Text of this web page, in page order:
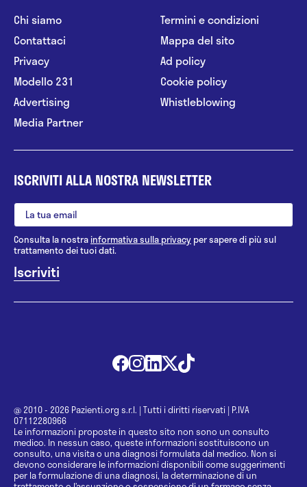
Chi siamo
Contattaci
Privacy
Modello 231
Advertising
Media Partner
Termini e condizioni
Mappa del sito
Ad policy
Cookie policy
Whistleblowing
ISCRIVITI ALLA NOSTRA NEWSLETTER
Consulta la nostrainformativa sulla privacy per sapere di più sul
trattamento dei tuoi dati.
@ 2010 - 2026 Pazienti.org s.r.l. | Tutti i diritti riservati | P.IVA
07112280966
Le informazioni proposte in questo sito non sono un consulto
medico. In nessun caso, queste informazioni sostituiscono un
consulto, una visita o una diagnosi formulata dal medico. Non si
devono considerare le informazioni disponibili come suggerimenti
per la formulazione di una diagnosi, la determinazione di un